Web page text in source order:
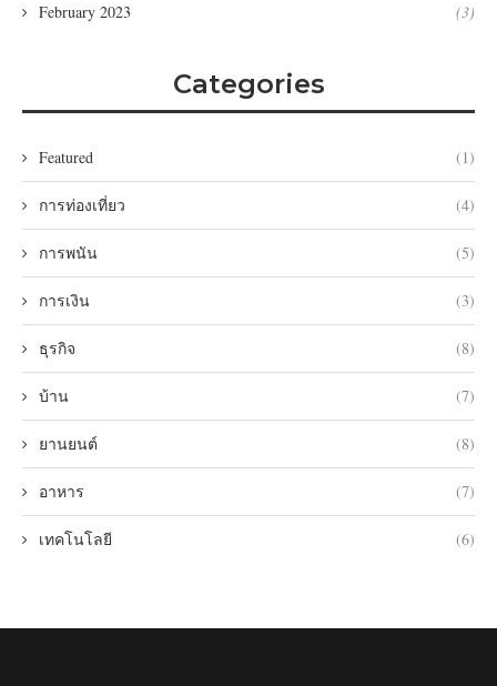
February 2023 (3)
Categories
Featured (1)
การท่องเที่ยว (4)
การพนัน (5)
การเงิน (3)
ธุรกิจ (8)
บ้าน (7)
ยานยนต์ (8)
อาหาร (7)
เทคโนโลยี (6)